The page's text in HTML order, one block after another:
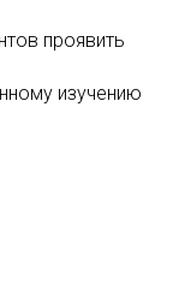
проявить
изучению